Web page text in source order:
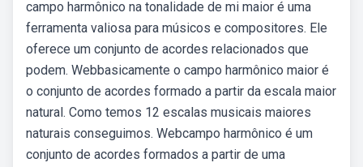
campo harmônico na tonalidade de mi maior é uma
ferramenta valiosa para músicos e compositores. Ele
oferece um conjunto de acordes relacionados que
podem. Webbasicamente o campo harmônico maior é
o conjunto de acordes formado a partir da escala maior
natural. Como temos 12 escalas musicais maiores
naturais conseguimos. Webcampo harmônico é um
conjunto de acordes formados a partir de uma